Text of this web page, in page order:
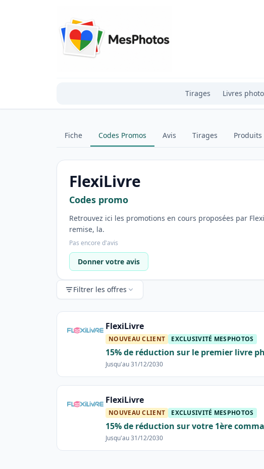
Tirages Livres photo
Fiche Codes Promos Avis Tirages Produits
FlexiLivre
Codes promo
Retrouvez ici les promotions en cours proposées par
remise, la.
Pas encore d'avis
Donner votre avis
Filtrer les offres
FlexiLivre
NOUVEAU CLIENT EXCLUSIVITÉ MESPHOTOS
15% de réduction sur le premier livre
Jusqu'au 31/12/2030
FlexiLivre
NOUVEAU CLIENT EXCLUSIVITÉ MESPHOTOS
15% de réduction sur votre 1ère
Jusqu'au 31/12/2030